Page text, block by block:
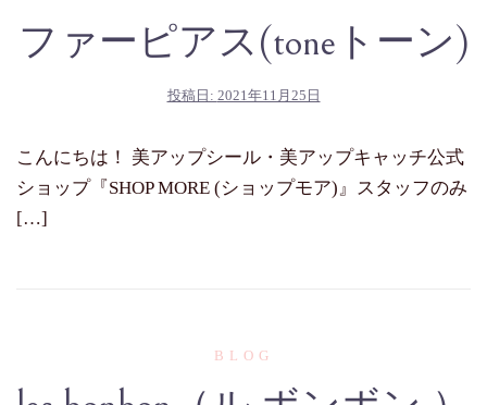
ファーピアス(toneトーン)
投稿日: 2021年11月25日
こんにちは！ 美アップシール・美アップキャッチ公式
ショップ『SHOP MORE (ショップモア)』スタッフのみ
[…]
BLOG